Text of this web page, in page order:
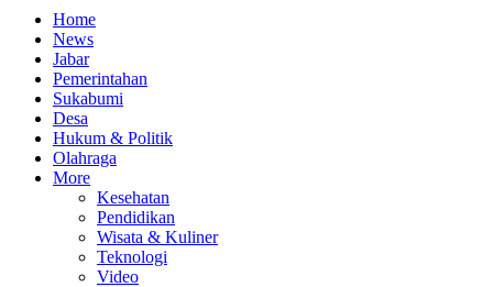
Home
News
Jabar
Pemerintahan
Sukabumi
Desa
Hukum & Politik
Olahraga
More
Kesehatan
Pendidikan
Wisata & Kuliner
Teknologi
Video